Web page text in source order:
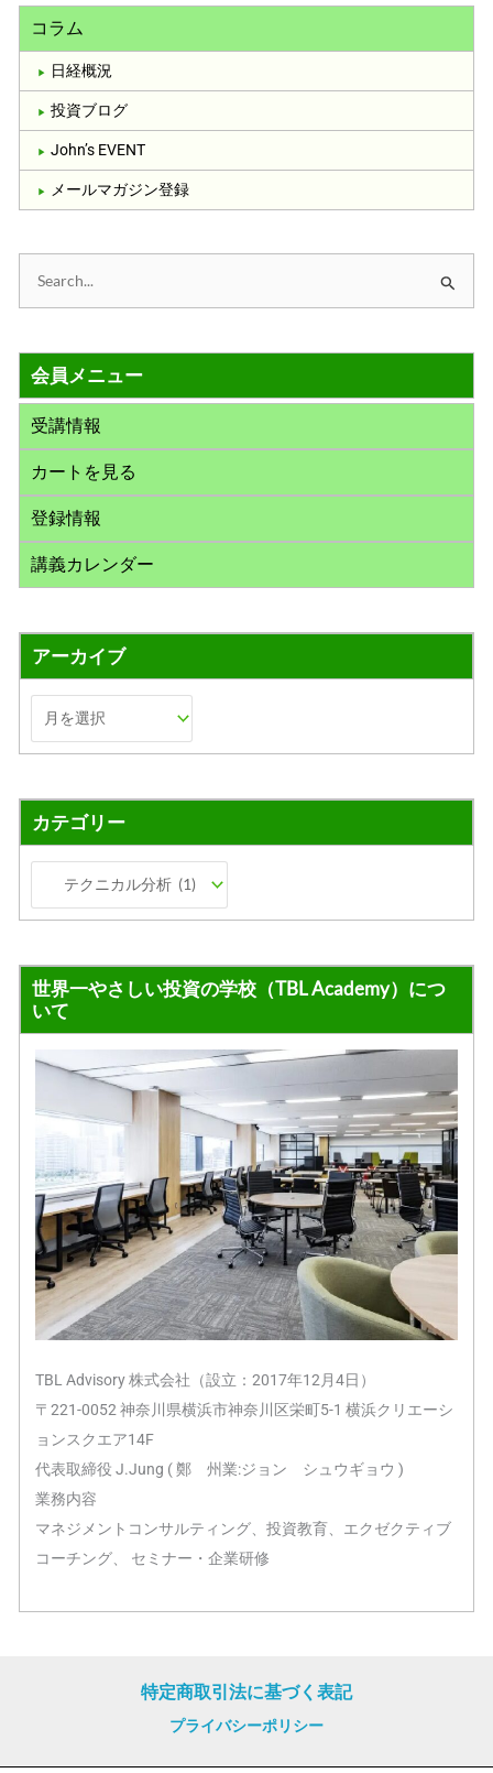
コラム
日経概況
投資ブログ
John’s EVENT
メールマガジン登録
象
:
会員メニュー
受講情報
カートを見る
登録情報
講義カレンダー
アーカイブ
カテゴリー
世界一やさしい投資の学校（TBL Academy）につ
いて
TBL Advisory 株式会社（設立：2017年12月4日）
〒221-0052 神奈川県横浜市神奈川区栄町5-1 横浜クリエーシ
ョンスクエア14F
代表取締役 J.Jung ( 鄭 州業:ジョン シュウギョウ )
業務内容
マネジメントコンサルティング、投資教育、エクゼクティブ
コーチング、 セミナー・企業研修
特定商取引法に基づく表記
プライバシーポリシー